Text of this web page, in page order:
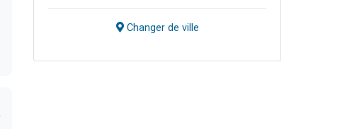
Changer de ville